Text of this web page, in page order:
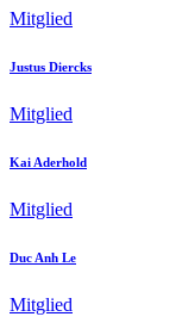
Mitglied
Justus Diercks
Mitglied
Kai Aderhold
Mitglied
Duc Anh Le
Mitglied